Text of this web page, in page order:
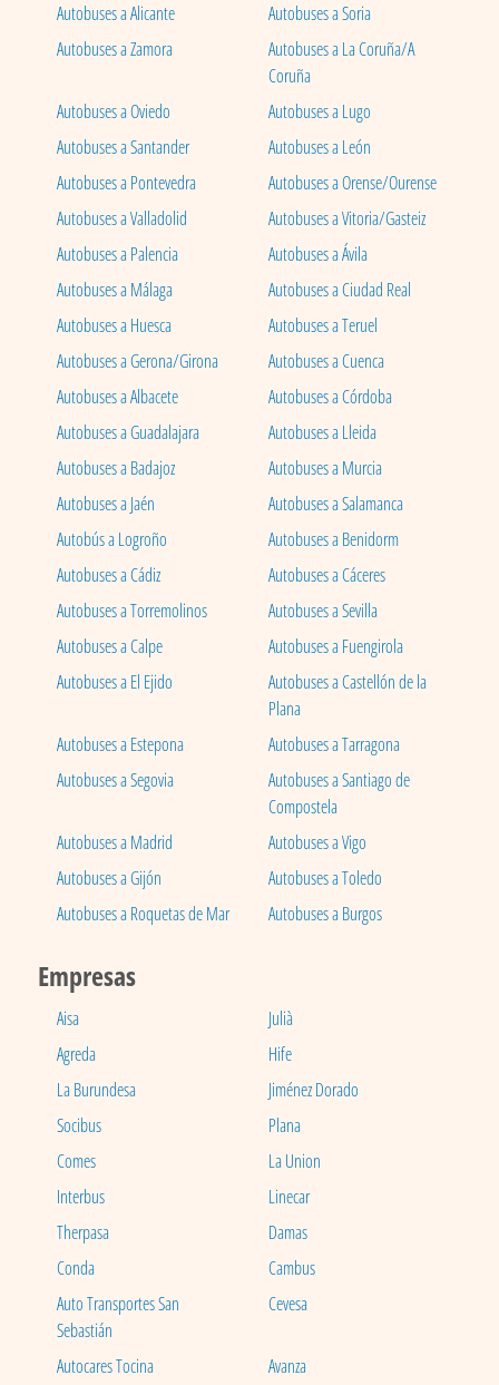
Autobuses a Alicante
Autobuses a Soria
Autobuses a Zamora
Autobuses a La Coruña/A
Coruña
Autobuses a Oviedo
Autobuses a Lugo
Autobuses a Santander
Autobuses a León
Autobuses a Pontevedra
Autobuses a Orense/Ourense
Autobuses a Valladolid
Autobuses a Vitoria/Gasteiz
Autobuses a Palencia
Autobuses a Ávila
Autobuses a Málaga
Autobuses a Ciudad Real
Autobuses a Huesca
Autobuses a Teruel
Autobuses a Gerona/Girona
Autobuses a Cuenca
Autobuses a Albacete
Autobuses a Córdoba
Autobuses a Guadalajara
Autobuses a Lleida
Autobuses a Badajoz
Autobuses a Murcia
Autobuses a Jaén
Autobuses a Salamanca
Autobús a Logroño
Autobuses a Benidorm
Autobuses a Cádiz
Autobuses a Cáceres
Autobuses a Torremolinos
Autobuses a Sevilla
Autobuses a Calpe
Autobuses a Fuengirola
Autobuses a El Ejido
Autobuses a Castellón de la
Plana
Autobuses a Estepona
Autobuses a Tarragona
Autobuses a Segovia
Autobuses a Santiago de
Compostela
Autobuses a Madrid
Autobuses a Vigo
Autobuses a Gijón
Autobuses a Toledo
Autobuses a Roquetas de Mar
Autobuses a Burgos
Empresas
Aisa
Julià
Agreda
Hife
La Burundesa
Jiménez Dorado
Socibus
Plana
Comes
La Union
Interbus
Linecar
Therpasa
Damas
Conda
Cambus
Auto Transportes San
Sebastián
Cevesa
Autocares Tocina
Avanza